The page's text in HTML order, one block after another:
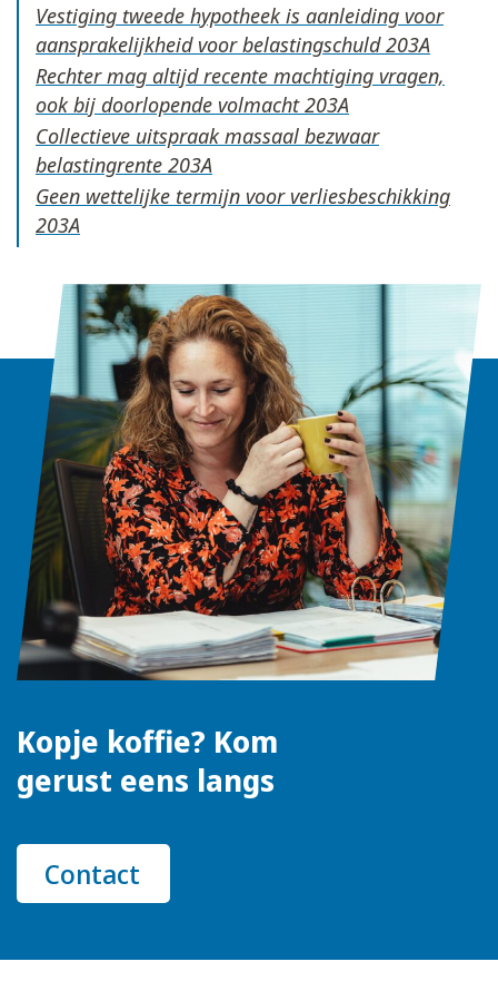
Vestiging tweede hypotheek is aanleiding voor
aansprakelijkheid voor belastingschuld
Rechter mag altijd recente machtiging vragen,
ook bij doorlopende volmacht
Collectieve uitspraak massaal bezwaar
belastingrente
Geen wettelijke termijn voor verliesbeschikking
Kopje koffie? Kom
gerust eens langs
Contact